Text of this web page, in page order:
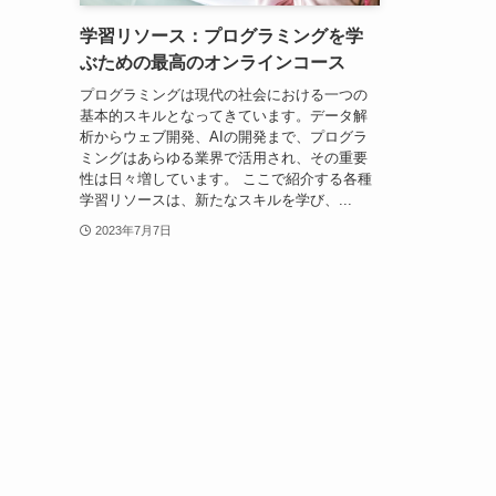
学習リソース：プログラミングを学
ぶための最高のオンラインコース
プログラミングは現代の社会における一つの
基本的スキルとなってきています。データ解
析からウェブ開発、AIの開発まで、プログラ
ミングはあらゆる業界で活用され、その重要
性は日々増しています。 ここで紹介する各種
学習リソースは、新たなスキルを学び、...
2023年7月7日